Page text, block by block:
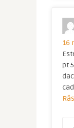
16
pt